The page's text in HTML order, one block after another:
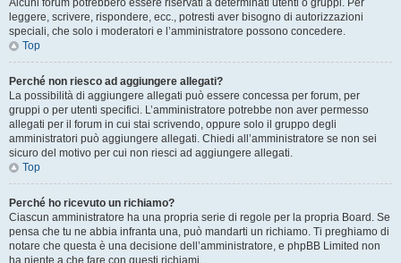
Alcuni forum potrebbero essere riservati a determinati utenti o gruppi. Per
leggere, scrivere, rispondere, ecc., potresti aver bisogno di autorizzazioni
speciali, che solo i moderatori e l’amministratore possono concedere.
Top
Perché non riesco ad aggiungere allegati?
La possibilità di aggiungere allegati può essere concessa per forum, per
gruppi o per utenti specifici. L’amministratore potrebbe non aver permesso
allegati per il forum in cui stai scrivendo, oppure solo il gruppo degli
amministratori può aggiungere allegati. Chiedi all’amministratore se non sei
sicuro del motivo per cui non riesci ad aggiungere allegati.
Top
Perché ho ricevuto un richiamo?
Ciascun amministratore ha una propria serie di regole per la propria Board. Se
pensa che tu ne abbia infranta una, può mandarti un richiamo. Ti preghiamo di
notare che questa è una decisione dell’amministratore, e phpBB Limited non
ha niente a che fare con questi richiami.